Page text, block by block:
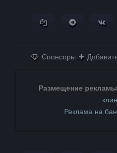
Копировать ссылку
Спонсоры
Размещение рекламы
Реклама на